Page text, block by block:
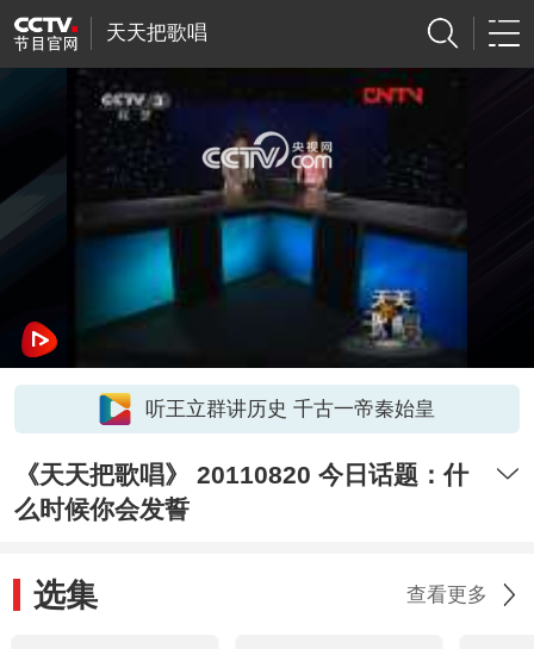
天天把歌唱
网络开小差了，请稍后再试
听王立群讲历史 千古一帝秦始皇
《天天把歌唱》 20110820 今日话题：什
么时候你会发誓
选集 查看更多